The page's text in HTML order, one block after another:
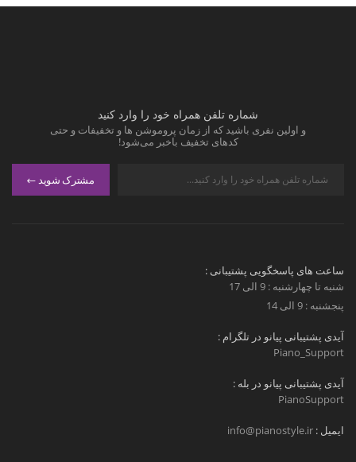
شماره تلفن همراه خود را وارد کنید
و اولین نفری باشید که از زمان پروموشن ها و تخفیفات و حتی
کدهای تخفیف باخبر می‌شود!
مشترک شوید
ساعت های پاسخگویی پشتیبانی :
شنبه تا چهارشنبه : 9 الی 17
پنجشنبه : 9 الی 14
آیدی پشتیبانی پیانو در تلگرام :
Piano_Support
آیدی پشتیبانی پیانو در بله :
PianoSupport
ایمیل : info@pianostyle.ir